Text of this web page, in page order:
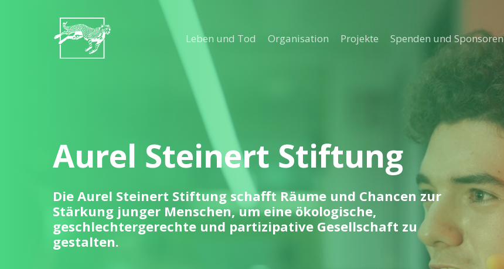
Leben und Tod Organisation Projekte Spenden und Sponsoren
Aurel Steinert Stiftung
Die Aurel Steinert Stiftung schafft Räume und Chancen zur
Stärkung junger Menschen, um eine ökologische,
geschlechtergerechte und partizipative Gesellschaft zu
gestalten.